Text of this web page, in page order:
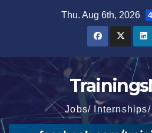
Thu. Aug 6th, 2026
Jobs/